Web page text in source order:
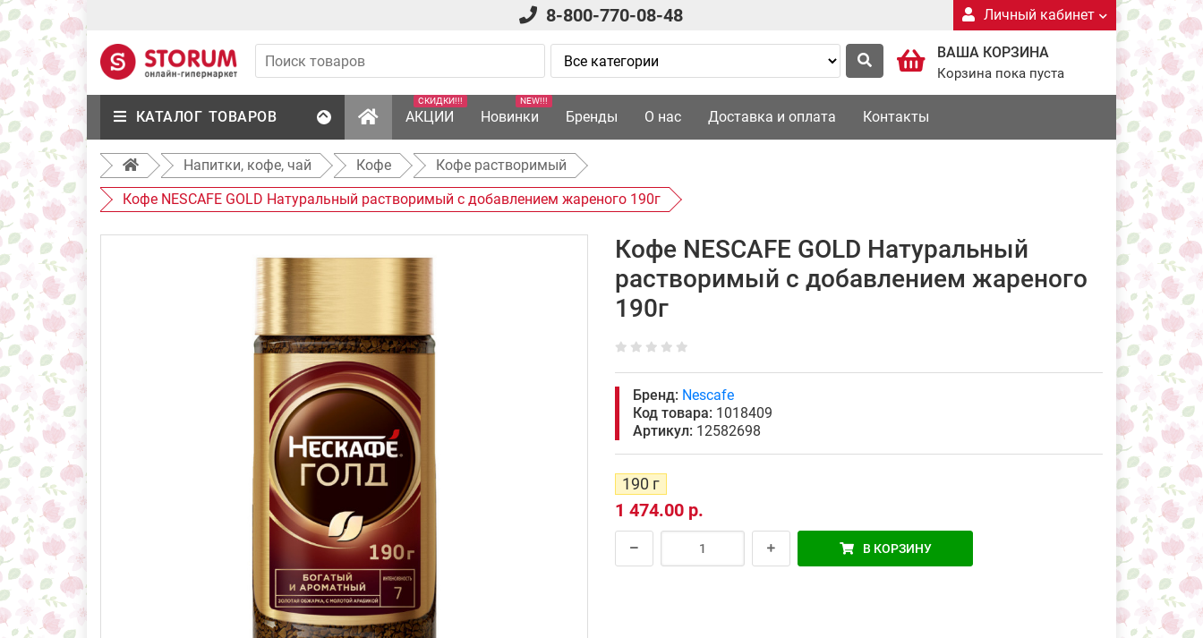
8-800-770-08-48 Личный кабинет
ВАША КОРЗИНА
Корзина пока пуста
КАТАЛОГ ТОВАРОВ АКЦИИ
СКИДКИ!!!
Новинки
NEW!!!
Бренды О нас Доставка и оплата Контакты
Напитки, кофе, чай Кофе
Кофе растворимый
Кофе NESCAFE GOLD Натуральный растворимый с добавлением жареного 190г
Кофе NESCAFE GOLD Натуральный
растворимый с добавлением жареного
190г
Бренд: Nescafe
Код товара: 1018409
Артикул: 12582698
190 г
1 474.00 р.
В КОРЗИНУ